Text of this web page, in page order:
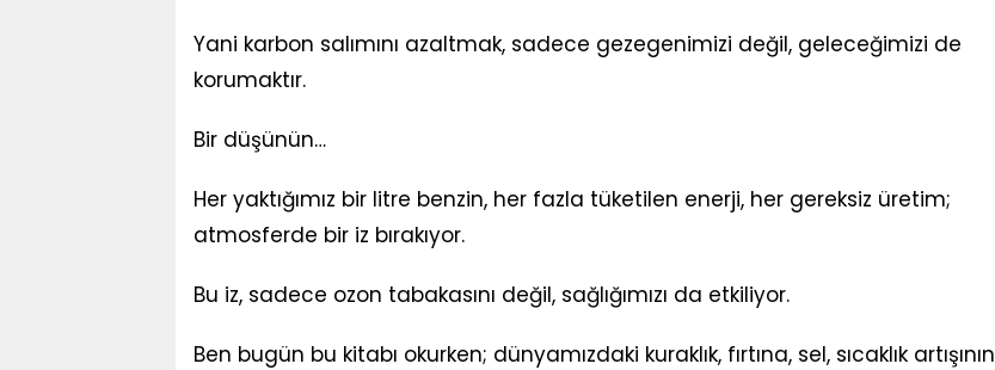
Yani karbon salımını azaltmak, sadece gezegenimizi değil, geleceğimizi de
korumaktır.
Bir düşünün…
Her yaktığımız bir litre benzin, her fazla tüketilen enerji, her gereksiz üretim;
atmosferde bir iz bırakıyor.
Bu iz, sadece ozon tabakasını değil, sağlığımızı da etkiliyor.
Ben bugün bu kitabı okurken; dünyamızdaki kuraklık, fırtına, sel, sıcaklık artışının